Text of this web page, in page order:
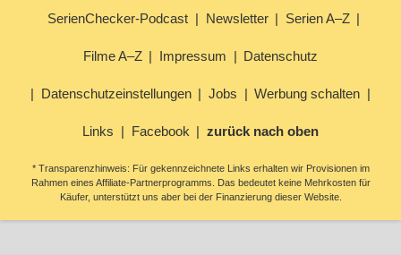
SerienChecker-Podcast Newsletter Serien A–Z
Filme A–Z Impressum Datenschutz
Datenschutzeinstellungen Jobs Werbung schalten
Links Facebook zurück nach oben
* Transparenzhinweis: Für gekennzeichnete Links erhalten wir Provisionen im
Rahmen eines Affiliate-Partnerprogramms. Das bedeutet keine Mehrkosten für
Käufer, unterstützt uns aber bei der Finanzierung dieser Website.